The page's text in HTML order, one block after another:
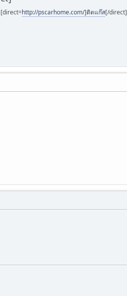
[direct=http://pscarhome.com/]ติดแก๊ส[/direct]